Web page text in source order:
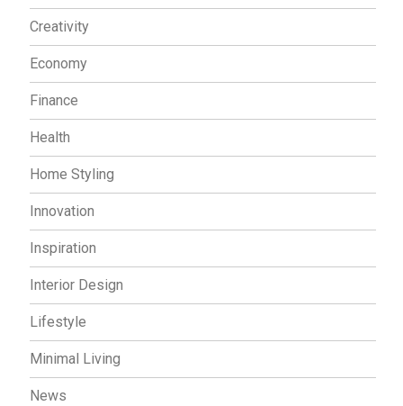
Creativity
Economy
Finance
Health
Home Styling
Innovation
Inspiration
Interior Design
Lifestyle
Minimal Living
News